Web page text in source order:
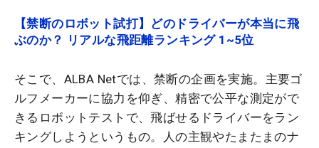
【禁断のロボット試打】どのドライバーが本当に飛
ぶのか？ リアルな飛距離ランキング 1~5位
そこで、ALBA Netでは、禁断の企画を実施。主要ゴ
ルフメーカーに協力を仰ぎ、精密で公平な測定がで
きるロボットテストで、飛ばせるドライバーをラン
キングしようというもの。人の主観やたまたまのナ